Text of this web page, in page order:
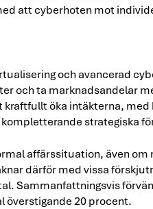
att cyberhoten mot
och avancerad
och ta marknadsandelar
öka intäkterna,
strategiska
affärssituation, även
därför med vissa
Sammanfattningsvis
överstigande 20 procent.